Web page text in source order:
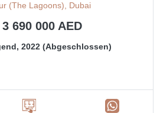
(The Lagoons), Dubai
690 000 AED
2022 (Abgeschlossen)